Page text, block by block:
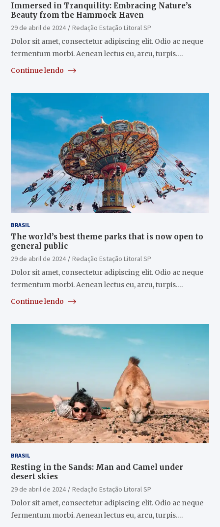
Immersed in Tranquility: Embracing Nature’s
Beauty from the Hammock Haven
29 de abril de 2024
Redação Estação Litoral SP
Dolor sit amet, consectetur adipiscing elit. Odio ac neque
fermentum morbi. Aenean lectus eu, arcu, turpis.…
Continue lendo
BRASIL
The world’s best theme parks that is now open to
general public
29 de abril de 2024
Redação Estação Litoral SP
Dolor sit amet, consectetur adipiscing elit. Odio ac neque
fermentum morbi. Aenean lectus eu, arcu, turpis.…
Continue lendo
BRASIL
Resting in the Sands: Man and Camel under
desert skies
29 de abril de 2024
Redação Estação Litoral SP
Dolor sit amet, consectetur adipiscing elit. Odio ac neque
fermentum morbi. Aenean lectus eu, arcu, turpis.…